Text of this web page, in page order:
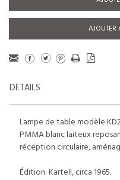
DETAILS
Lampe de table modèle
PMMA blanc laiteux
réception circulaire,
Édition: Kartell, circa 1965.